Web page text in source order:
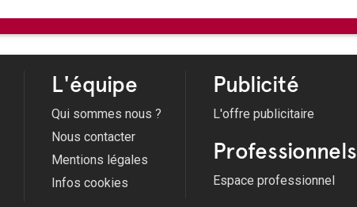
L'équipe
Qui sommes nous ?
Nous contacter
Mentions légales
Infos cookies
Publicité
L'offre publicitaire
Professionnels
Espace professionnel